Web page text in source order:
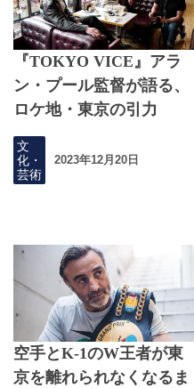
『TOKYO VICE』アラ
ン・プール監督が語る、
ロケ地・東京の引力
文
化・
芸術
2023年12月20日
空手とK-1のW王者が東
京を離れられなくなるま